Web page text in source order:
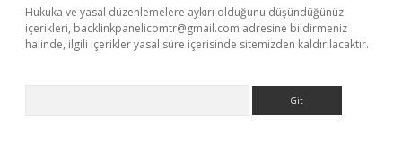
Hukuka ve yasal düzenlemelere aykırı olduğunu düşündüğünüz
içerikleri, backlinkpanelicomtr@gmail.com adresine bildirmeniz
halinde, ilgili içerikler yasal süre içerisinde sitemizden kaldırılacaktır.